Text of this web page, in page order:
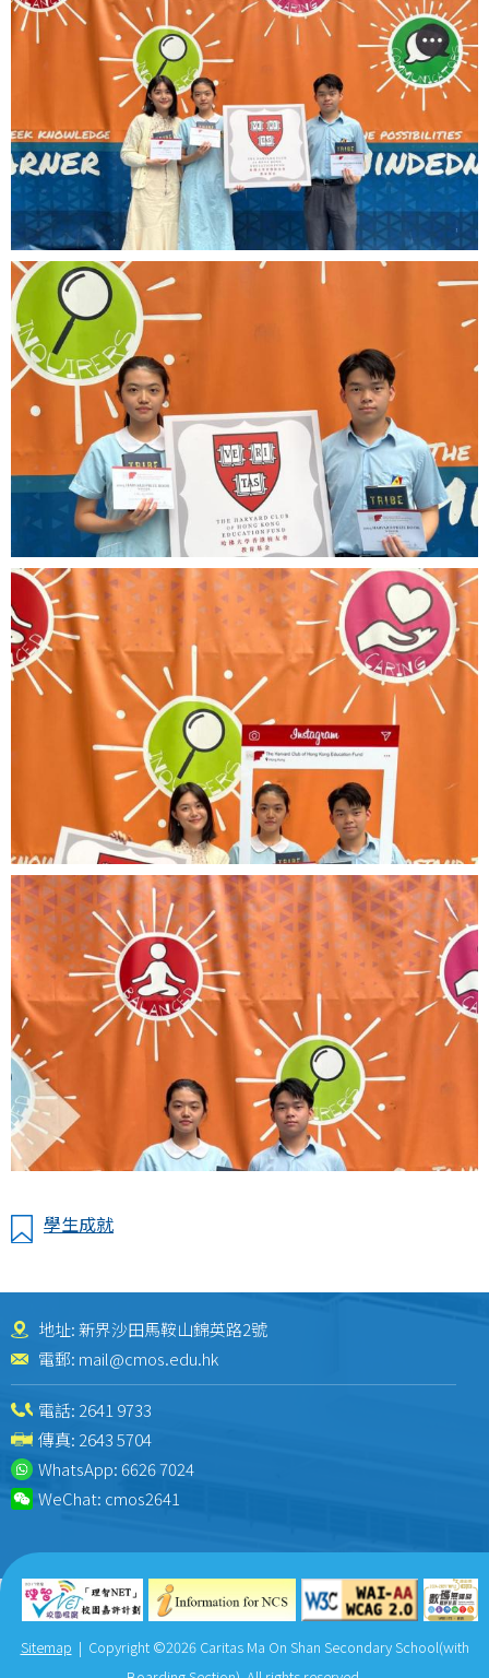
學生成就
地址: 新界沙田馬鞍山錦英路2號
電郵: mail@cmos.edu.hk
電話: 2641 9733
傳真: 2643 5704
WhatsApp:6626 7024
WeChat: cmos2641
Sitemap | Copyright ©2026 Caritas Ma On Shan Secondary School(with